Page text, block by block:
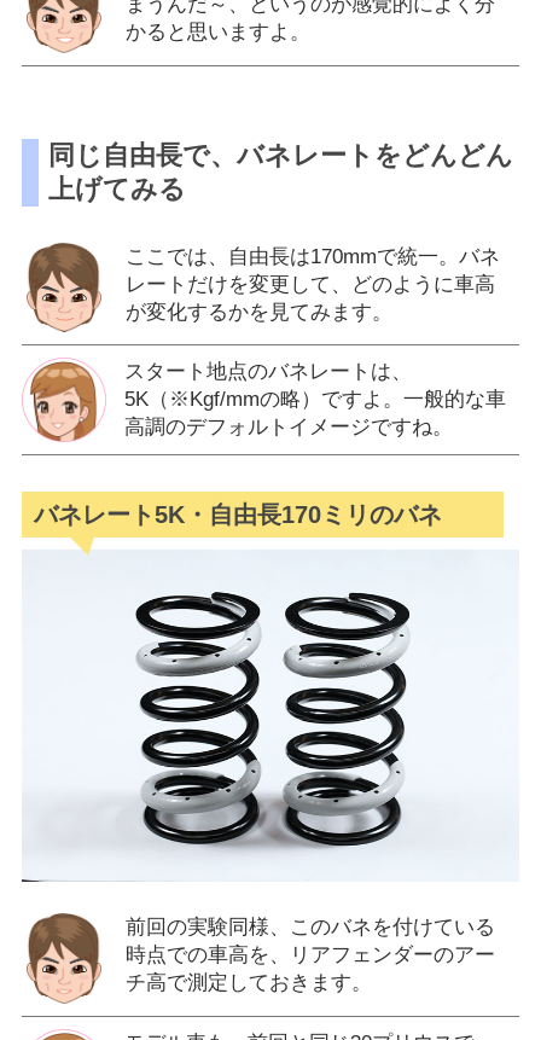
かると思いますよ。
同じ自由長で、バネレートをどんどん
上げてみる
ここでは、自由長は170mmで統一。バネ
レートだけを変更して、どのように車高
が変化するかを見てみます。
スタート地点のバネレートは、
5K（※Kgf/mmの略）ですよ。一般的な車
高調のデフォルトイメージですね。
バネレート5K・自由長170ミリのバネ
前回の実験同様、このバネを付けている
時点での車高を、リアフェンダーのアー
チ高で測定しておきます。